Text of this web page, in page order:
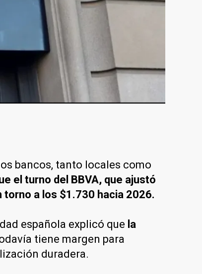
bancos, tanto locales como
el turno del BBVA, que ajustó
torno a los $1.730 hacia 2026.
española explicó que la
tiene margen para
duradera.